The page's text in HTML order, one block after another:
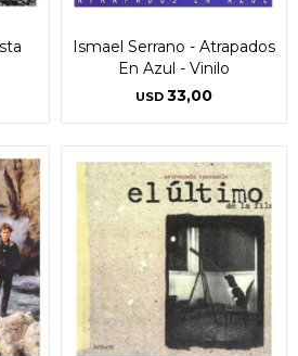
Ismael Serrano - Atrapados
En Azul - Vinilo
USD 33,00